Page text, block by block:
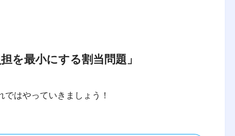
を最小にする割当問題」
はやっていきましょう！